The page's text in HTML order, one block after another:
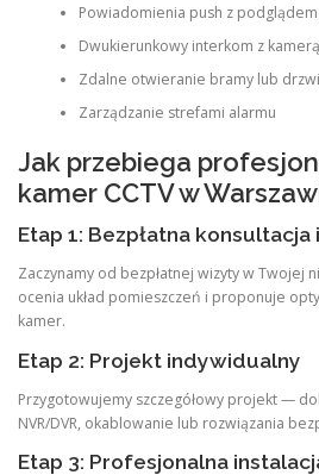
Powiadomienia push z
Dwukierunkowy interkom z kamerą
Zdalne otwieranie bramy lub drzwi
Zarządzanie strefami alarmu
Jak przebiega
kamer CCTV w
Etap 1: Bezpłatna
Zaczynamy od bezpłatnej wizyty w Twojej
ocenia układ pomieszczeń i proponuje
kamer.
Etap 2: Projekt indywidualny
Przygotowujemy szczegółowy projekt —
NVR/DVR, okablowanie lub rozwiązania
Etap 3: Profesjonalna